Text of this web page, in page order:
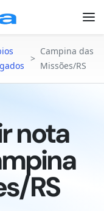
>
Campina das
Missões/RS
nota
RS